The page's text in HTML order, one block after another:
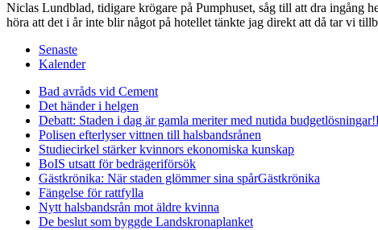
Niclas Lundblad, tidigare krögare på Pumphuset, såg till att dra ingång
höra att det i år inte blir något på hotellet tänkte jag direkt att då tar vi
Senaste
Kalender
Bad avråds vid Cement
Det händer i helgen
Debatt: Staden i dag är gamla meriter med nutida budgetlösningar!
Polisen efterlyser vittnen till halsbandsrånen
Studiecirkel stärker kvinnors ekonomiska kunskap
BoIS utsatt för bedrägeriförsök
Gästkrönika: När staden glömmer sina spårGästkrönika
Fängelse för rattfylla
Nytt halsbandsrån mot äldre kvinna
De beslut som byggde Landskronaplanket